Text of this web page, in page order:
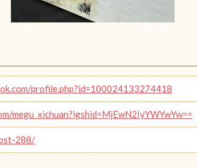
profile.php?id=100024133274418
megu_xichuan?igshid=MjEwN2IyYWYwYw==
288/